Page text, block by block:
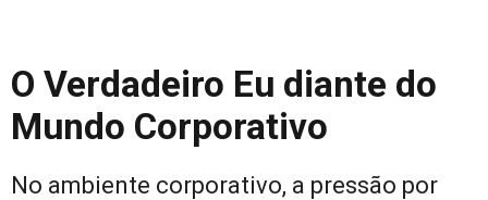
O Verdadeiro Eu diante do
Mundo Corporativo
No ambiente corporativo, a pressão por